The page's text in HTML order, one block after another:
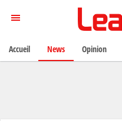
Accueil News Opinion